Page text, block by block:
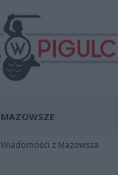
MAZOWSZE
Wiadomości z Mazowsza